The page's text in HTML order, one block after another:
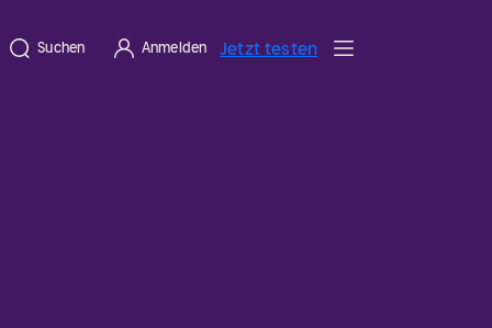
Suchen Anmelden Jetzt testen